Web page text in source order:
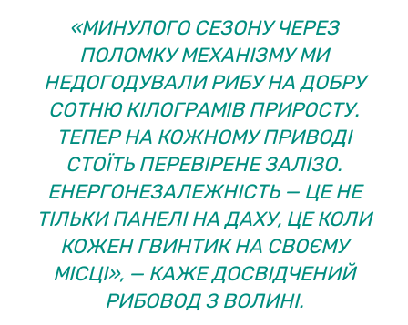
«МИНУЛОГО СЕЗОНУ ЧЕРЕЗ
ПОЛОМКУ МЕХАНІЗМУ МИ
НЕДОГОДУВАЛИ РИБУ НА ДОБРУ
СОТНЮ КІЛОГРАМІВ ПРИРОСТУ.
ТЕПЕР НА КОЖНОМУ ПРИВОДІ
СТОЇТЬ ПЕРЕВІРЕНЕ ЗАЛІЗО.
ЕНЕРГОНЕЗАЛЕЖНІСТЬ — ЦЕ НЕ
ТІЛЬКИ ПАНЕЛІ НА ДАХУ, ЦЕ КОЛИ
КОЖЕН ГВИНТИК НА СВОЄМУ
МІСЦІ», — КАЖЕ ДОСВІДЧЕНИЙ
РИБОВОД З ВОЛИНІ.